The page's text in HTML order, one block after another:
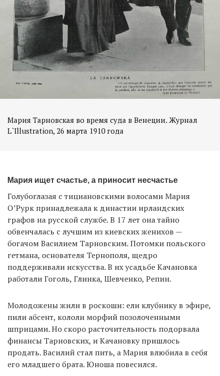
Мария Тарновская во время суда в Венеции. Журнал
L`Illustration, 26 марта 1910 года
Мария ищет счастье, а приносит несчастье
Голубоглазая с тициановскими волосами Мария
О’Рурк принадлежала к династии ирландских
графов на русской службе. В 17 лет она тайно
обвенчалась с лучшим из киевских женихов —
богачом Василием Тарновским. Потомки польского
гетмана, основателя Тернополя, щедро
поддерживали искусства. В их усадьбе Качановка
работали Гоголь, Глинка, Шевченко, Репин.
Молодожены жили в роскоши: ели клубнику в эфире,
пили абсент, кололи морфий позолоченными
шприцами. Но скоро расточительность подорвала
финансы Тарновских, и Качановку пришлось
продать. Василий стал пить, а Мария влюбила в себя
его младшего брата. Юноша повесился.